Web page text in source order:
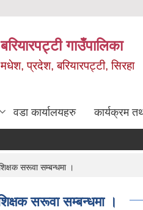
बरियारपट्टी गाउँपालिका
मधेश, प्रदेश, बरियारपट्टी, सिरहा
वडा कार्यालयहरु कार्यक्रम
सरूवा सम्बन्धमा ।
सरूवा सम्बन्धमा ।